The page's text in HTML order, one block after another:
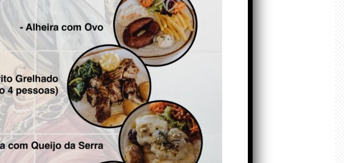
OPINIÃO E CRÓNICAS
Matraquilhos… Autor:
Fernando Roldão
6 de Agosto de 2026
A marca Sporting em
todo o mundo está a
crescer atrás de
Ronaldo. Autor: Paulo
Freitas do Amaral